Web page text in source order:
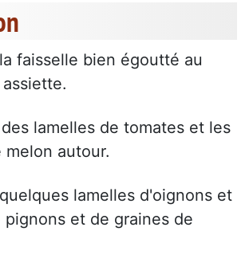
faisselle bien égoutté au
lamelles de tomates et les
melon autour.
lamelles d'oignons et
pignons et de graines de